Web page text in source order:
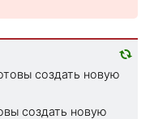
создать новую
создать новую